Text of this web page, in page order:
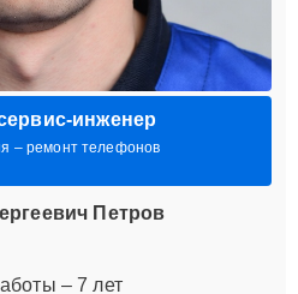
инженер
– ремонт телефонов
Петров
– 7 лет